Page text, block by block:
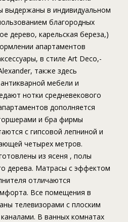
выдержаны в индивидуальном
благородных
дерево, карельская береза,)
апартаментов
в стиле Art Deco,-
также здесь
мебели и
нотки средневекового
дополняется
и бра фирмы
с гипсовой лепниной и
четырех метров.
из ясеня , полы
дерева. Матрасы с эффектом
отличаются
Все помещения в
телевизорами с плоским
В ванных комнатах